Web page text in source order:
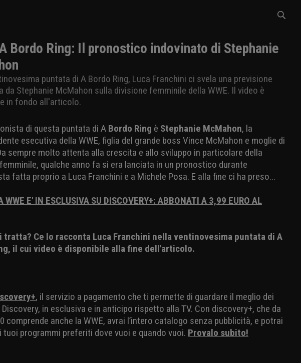
Bordo Ring: Il pronostico indovinato di Stephanie
puntata di A Bordo Ring, Luca Franchini ci svela una previsione
da Stephanie McMahon sulla divisione femminile della WWE. Il video è
in fondo all'articolo.
di questa puntata di A Bordo Ring è Stephanie McMahon, la
esecutiva della WWE, figlia del grande boss Vince McMahon e moglie di
sempre molto attenta alla crescita e allo sviluppo in particolare della
qualche anno fa si era lanciata in un pronostico durante
fatta proprio a Luca Franchini e a Michele Posa. E alla fine ci ha preso...
WWE E' IN ESCLUSIVA SU DISCOVERY+: ABBONATI A 3,99 EURO AL
tratta? Ce lo racconta Luca Franchini nella ventinovesima puntata di A
il cui video è disponibile alla fine dell'articolo.
, il servizio a pagamento che ti permette di guardare il meglio dei
in esclusiva e in anticipo rispetto alla TV. Con discovery+, che da
comprende anche la WWE, avrai l’intero catalogo senza pubblicità, e potrai
tuoi programmi preferiti dove vuoi e quando vuoi. Provalo subito!